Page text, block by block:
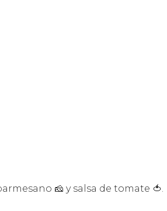
🧀 y salsa de tomate 🍅.